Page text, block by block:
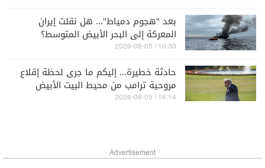
بعد "هجوم دمياط"... هل نقلت إيران
المعركة إلى البحر الأبيض المتوسط؟
16:30 | 2026-08-05
حادثة خطيرة... إليكم ما جرى لحظة إقلاع
مروحية ترامب من محيط البيت الأبيض
16:14 | 2026-08-05
Advertisement